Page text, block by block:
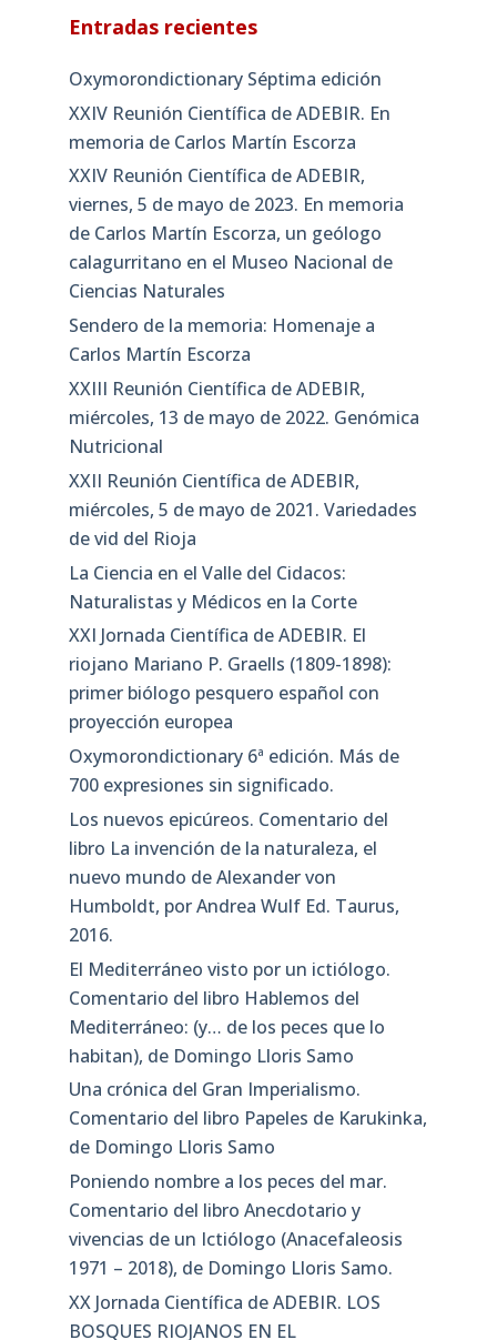
Entradas recientes
Oxymorondictionary Séptima edición
XXIV Reunión Científica de ADEBIR. En
memoria de Carlos Martín Escorza
XXIV Reunión Científica de ADEBIR,
viernes, 5 de mayo de 2023. En memoria
de Carlos Martín Escorza, un geólogo
calagurritano en el Museo Nacional de
Ciencias Naturales
Sendero de la memoria: Homenaje a
Carlos Martín Escorza
XXIII Reunión Científica de ADEBIR,
miércoles, 13 de mayo de 2022. Genómica
Nutricional
XXII Reunión Científica de ADEBIR,
miércoles, 5 de mayo de 2021. Variedades
de vid del Rioja
La Ciencia en el Valle del Cidacos:
Naturalistas y Médicos en la Corte
XXI Jornada Científica de ADEBIR. El
riojano Mariano P. Graells (1809-1898):
primer biólogo pesquero español con
proyección europea
Oxymorondictionary 6ª edición. Más de
700 expresiones sin significado.
Los nuevos epicúreos. Comentario del
libro La invención de la naturaleza, el
nuevo mundo de Alexander von
Humboldt, por Andrea Wulf Ed. Taurus,
2016.
El Mediterráneo visto por un ictiólogo.
Comentario del libro Hablemos del
Mediterráneo: (y… de los peces que lo
habitan), de Domingo Lloris Samo
Una crónica del Gran Imperialismo.
Comentario del libro Papeles de Karukinka,
de Domingo Lloris Samo
Poniendo nombre a los peces del mar.
Comentario del libro Anecdotario y
vivencias de un Ictiólogo (Anacefaleosis
1971 – 2018), de Domingo Lloris Samo.
XX Jornada Científica de ADEBIR. LOS
BOSQUES RIOJANOS EN EL